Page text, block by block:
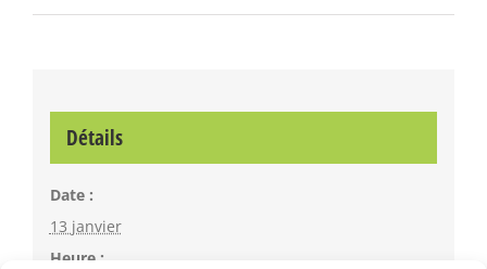
Détails
Date :
13 janvier
Heure :